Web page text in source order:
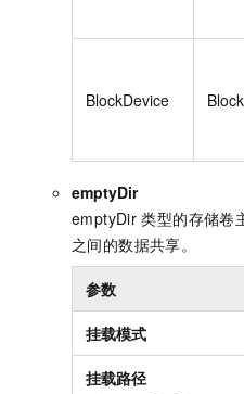
BlockDevice
emptyDir
emptyDir 类型的存储卷
之间的数据共享。
参数
挂载模式
挂载路径